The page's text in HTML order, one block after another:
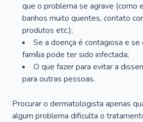
que o problema se agrave (como
banhos muito quentes, contato
produtos etc.);
Se a doença é contagiosa e
família pode ter sido infectada;
O que fazer para evitar a
para outras pessoas.
Procurar o dermatologista apenas
algum problema dificulta o